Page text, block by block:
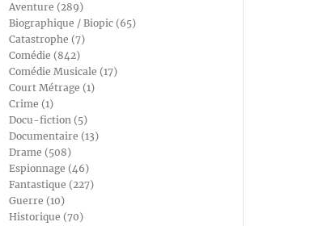
Aventure (289)
Biographique / Biopic (65)
Catastrophe (7)
Comédie (842)
Comédie Musicale (17)
Court Métrage (1)
Crime (1)
Docu-fiction (5)
Documentaire (13)
Drame (508)
Espionnage (46)
Fantastique (227)
Guerre (10)
Historique (70)